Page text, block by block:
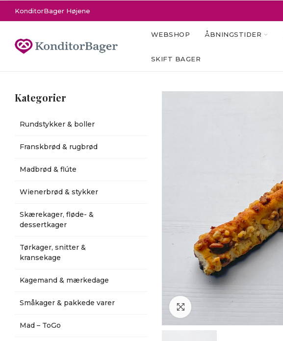
KonditorBager Højene
WEBSHOP ÅBNINGSTIDER
SKIFT BAGER
Kategorier
Rundstykker & boller
Franskbrød & rugbrød
Madbrød & flúte
Wienerbrød & stykker
Skærekager, fløde- &
dessertkager
Tørkager, snitter &
kransekage
Kagemand & mærkedage
Småkager & pakkede varer
Mad – ToGo